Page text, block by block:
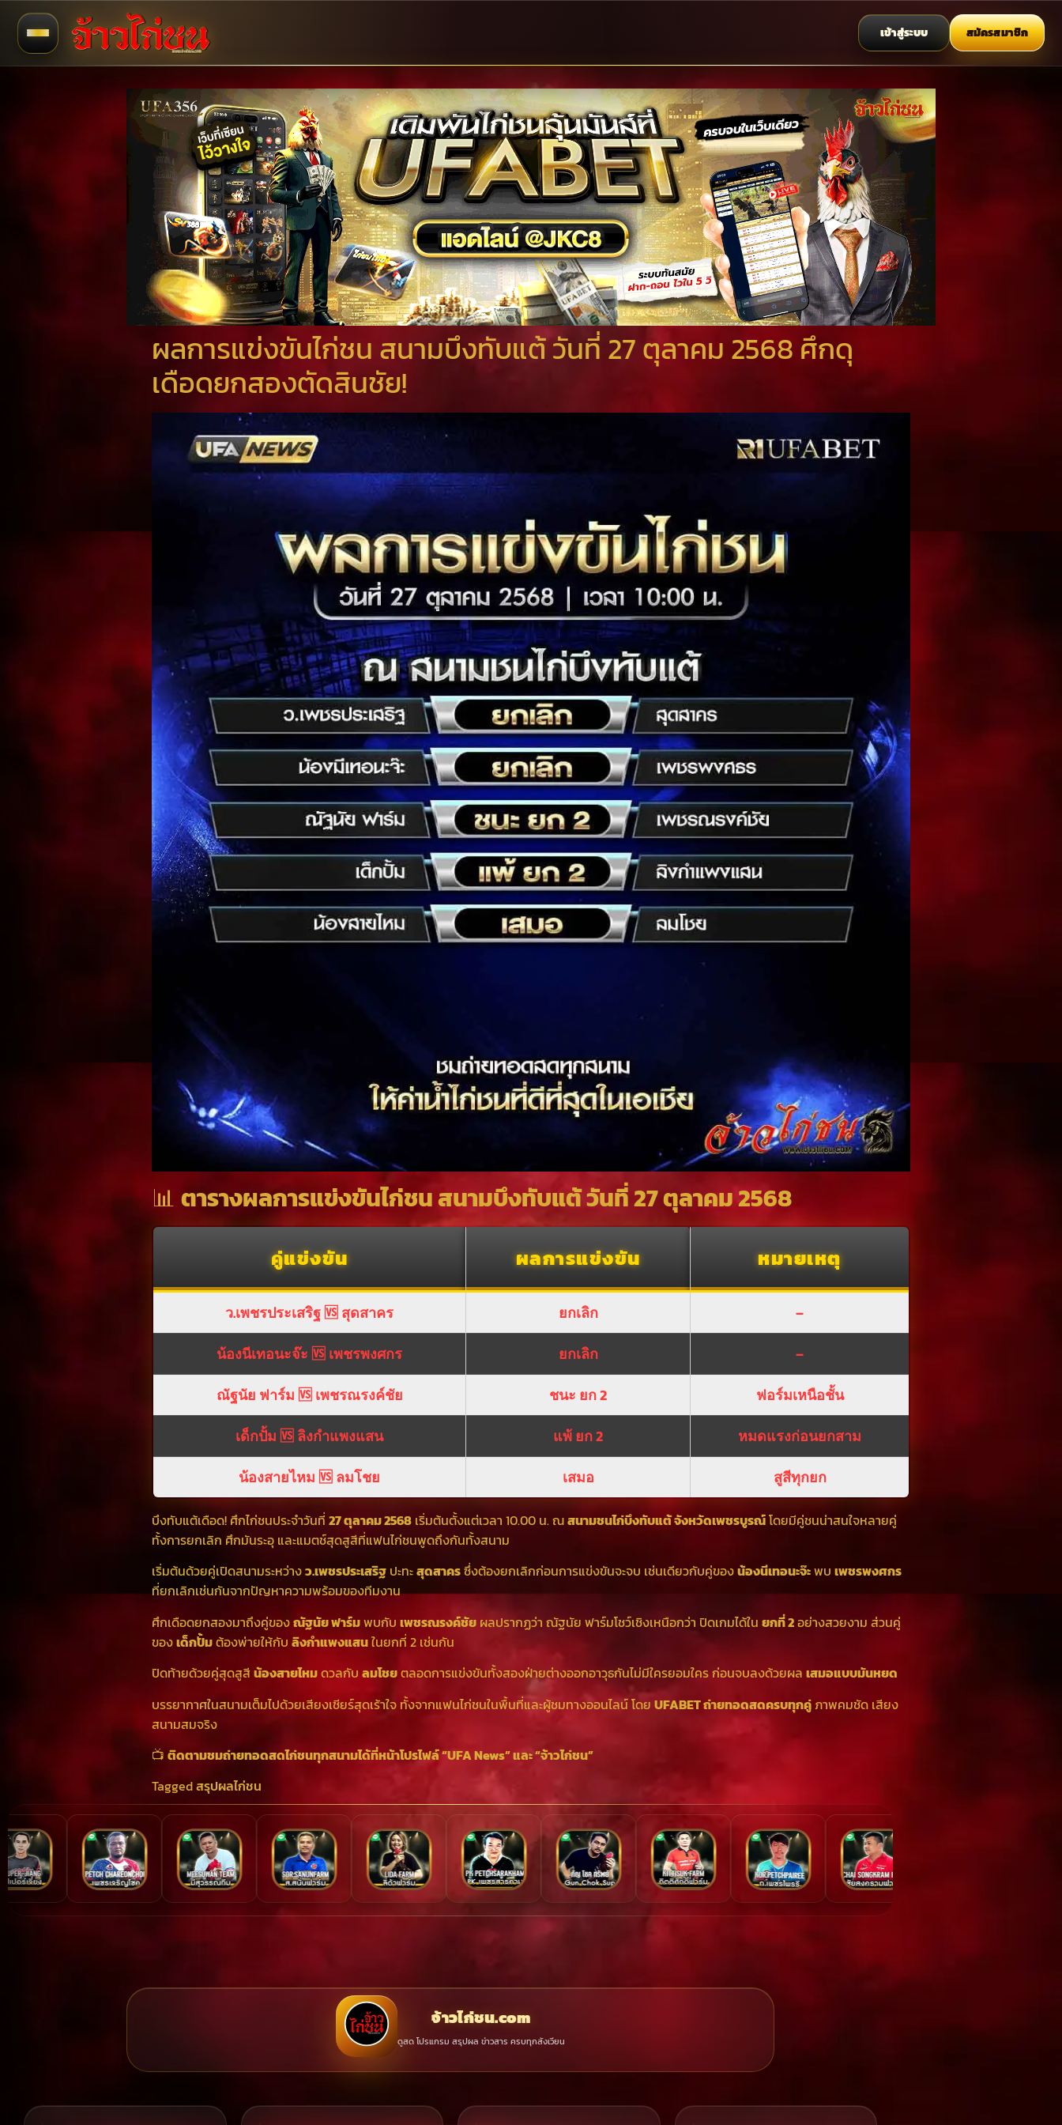
เข้าสู่ระบบ สมัครสมาชิก
ผลการแข่งขันไก่ชน สนามบึงทับแต้ วันที่ 27 ตุลาคม 2568 ศึกดุ
เดือดยกสองตัดสินชัย!
📊 ตารางผลการแข่งขันไก่ชน สนามบึงทับแต้ วันที่ 27 ตุลาคม 2568
คู่แข่งขัน ผลการแข่งขัน หมายเหตุ
ว.เพชรประเสริฐ 🆚 สุดสาคร ยกเลิก
–
น้องนีเทอนะจ๊ะ 🆚 เพชรพงศกร
ยกเลิก
–
ณัฐนัย ฟาร์ม 🆚 เพชรณรงค์ชัย
ชนะ ยก 2
ฟอร์มเหนือชั้น
เด็กปั้ม 🆚 ลิงกำแพงแสน
แพ้ ยก 2
หมดแรงก่อนยกสาม
น้องสายไหม 🆚 ลมโชย
เสมอ สูสีทุกยก
บึงทับแต้เดือด! ศึกไก่ชนประจำวันที่ 27 ตุลาคม 2568 เริ่มต้นตั้งแต่เวลา 10.00 น. ณสนามชนไก่บึงทับแต้ จังหวัดเพชรบูรณ์โดยมีคู่ชนน่าสนใจหลายคู่
ทั้งการยกเลิก ศึกมันระอุ และแมตช์สุดสูสีที่แฟนไก่ชนพูดถึงกันทั้งสนาม
เริ่มต้นด้วยคู่เปิดสนามระหว่างว.เพชรประเสริฐ ปะทะสุดสาครซึ่งต้องยกเลิกก่อนการแข่งขันจะจบ เช่นเดียวกับคู่ของน้องนีเทอนะจ๊ะพบ เพชรพงศกร
ที่ยกเลิกเช่นกันจากปัญหาความพร้อมของทีมงาน
ศึกเดือดยกสองมาถึงคู่ของณัฐนัย ฟาร์มพบกับ เพชรณรงค์ชัย ผลปรากฏว่า ณัฐนัย ฟาร์มโชว์เชิงเหนือกว่า ปิดเกมได้ใน ยกที่ 2อย่างสวยงาม ส่วนคู่
ของเด็กปั้มต้องพ่ายให้กับ ลิงกำแพงแสนในยกที่ 2 เช่นกัน
ปิดท้ายด้วยคู่สุดสูสีน้องสายไหมดวลกับ ลมโชยตลอดการแข่งขันทั้งสองฝ่ายต่างออกอาวุธกันไม่มีใครยอมใคร ก่อนจบลงด้วยผล เสมอแบบมันหยด
บรรยากาศในสนามเต็มไปด้วยเสียงเชียร์สุดเร้าใจ ทั้งจากแฟนไก่ชนในพื้นที่และผู้ชมทางออนไลน์ โดย UFABET ถ่ายทอดสดครบทุกคู่ภาพคมชัด เสียง
สนามสมจริง
📺 ติดตามชมถ่ายทอดสดไก่ชนทุกสนามได้ที่หน้าโปรไฟล์ “UFA News” และ “จ้าวไก่ชน”
Taggedสรุปผลไก่ชน
จ้าวไก่ชน.com
ดูสด โปรแกรม สรุปผล ข่าวสาร ครบทุกสังเวียน